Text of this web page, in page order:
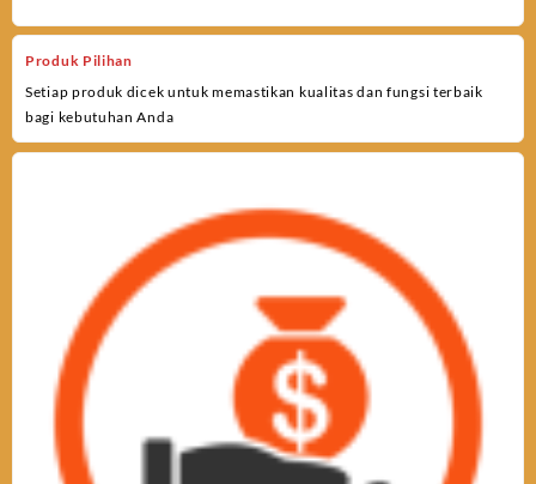
Produk Pilihan
Setiap produk dicek untuk memastikan kualitas dan fungsi terbaik
bagi kebutuhan Anda